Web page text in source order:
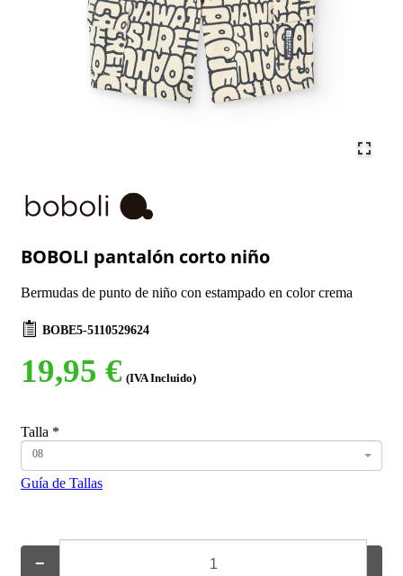
BOBOLI pantalón corto niño
Bermudas de punto de niño con estampado en color crema
BOBE5-5110529624
19,95 € (IVA Incluido)
Talla *
08
Guía de Tallas
−